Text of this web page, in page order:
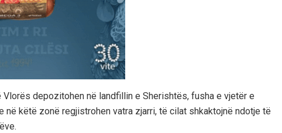
depozitohen në landfillin e Sherishtës, fusha e vjetër e
këtë zonë regjistrohen vatra zjarri, të cilat shkaktojnë ndotje të